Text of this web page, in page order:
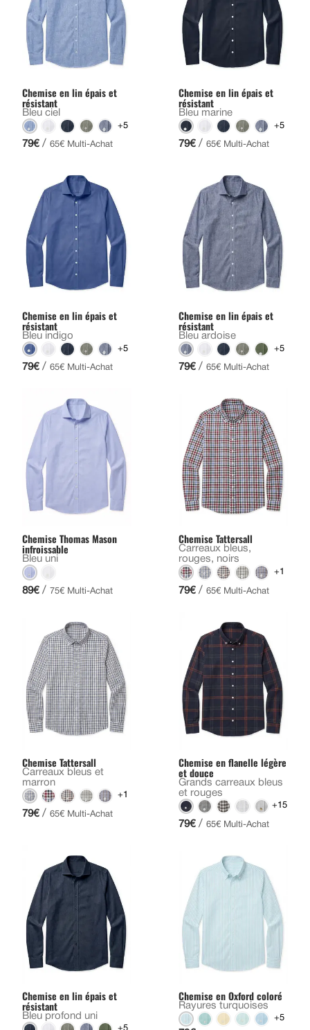
Chemise en lin épais et
résistant
Bleu ciel
+5
79€ / 65€ Multi-Achat
Chemise en lin épais et
résistant
Bleu marine
+5
79€ / 65€ Multi-Achat
Chemise en lin épais et
résistant
Bleu indigo
+5
79€ / 65€ Multi-Achat
Chemise en lin épais et
résistant
Bleu ardoise
+5
79€ / 65€ Multi-Achat
Chemise Thomas Mason
infroissable
Bleu uni
89€ / 75€ Multi-Achat
Chemise Tattersall
Carreaux bleus,
rouges, noirs
+1
79€ / 65€ Multi-Achat
Chemise Tattersall
Carreaux bleus et
marron
+1
79€ / 65€ Multi-Achat
Chemise en flanelle légère
et douce
Grands carreaux bleus
et rouges
+15
79€ / 65€ Multi-Achat
Chemise en lin épais et
résistant
Bleu profond uni
Chemise en Oxford coloré
Rayures turquoises
+5